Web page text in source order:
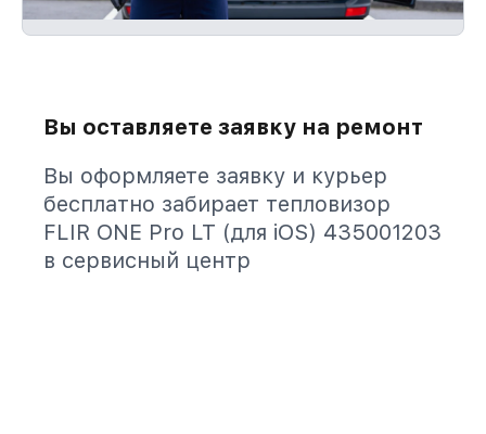
Вы оставляете заявку на ремонт
Вы оформляете заявку и курьер
бесплатно забирает тепловизор
FLIR ONE Pro LT (для iOS) 435001203
в сервисный центр